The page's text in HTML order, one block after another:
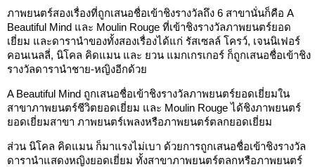
ภาพยนตร์สองเรื่องที่ถูกเสนอชื่อเข้าชิงรางวัลถึง 6 สาขานั่นก็คือ A
Beautiful Mind และ Moulin Rouge ที่เข้าชิงรางวัลภาพยนตร์ยอด
เยี่ยม และดารานำของทั้งสองเรื่องได้แก่ รัสเซลล์ โครว์, เจนนิเฟอร์
คอนเนลลี่, นิโคล คิดแมน และ ยวน แมกเกรเกอร์ ก็ถูกเสนอชื่อเข้าชิง
รางวัลดารานำชาย-หญิงอีกด้วย
A Beautiful Mind ถูกเสนอชื่อเข้าชิงรางวัลภาพยนตร์ยอดเยี่ยมใน
สาขาภาพยนตร์ชีวิตยอดเยี่ยม และ Moulin Rouge ได้ชิงภาพยนตร์
ยอดเยี่ยมสาขา ภาพยนตร์เพลงหรือภาพยนตร์ตลกยอดเยี่ยม
ส่วน นิโคล คิดแมน ก็มาแรงไม่เบา ด้วยการถูกเสนอชื่อเข้าชิงรางวัล
ดารานำแสดงหญิงยอดเยี่ยม ทั้งสาขาภาพยนตร์ตลกหรือภาพยนตร์